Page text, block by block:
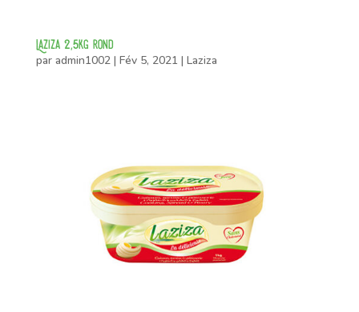
Laziza 2,5kg rond
par admin1002| Fév 5, 2021 | Laziza